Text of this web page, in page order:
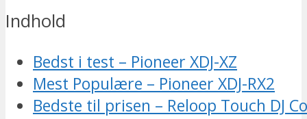
Indhold
Bedst i test – Pioneer XDJ-XZ
Mest Populære – Pioneer XDJ-RX2
Bedste til prisen – Reloop Touch DJ